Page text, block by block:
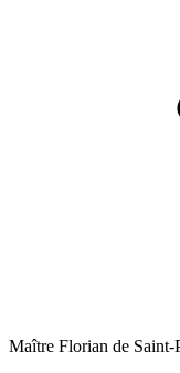
Maître Florian de